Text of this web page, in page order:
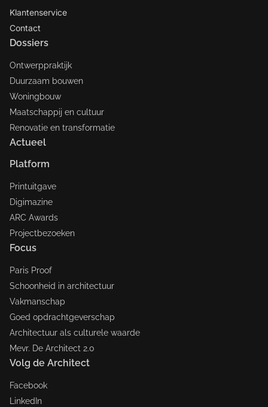
Klantenservice
Contact
Dossiers
Ontwerppraktijk
Duurzaam bouwen
Woningbouw
Maatschappij en cultuur
Renovatie en transformatie
Actueel
Platform
Printuitgave
Digimazine
ARC Awards
Projectbezoeken
Focus
Paris Proof
Schoonheid in architectuur
Vakmanschap
Goed opdrachtgeverschap
Architectuur als culturele waarde
Mevr. De Architect 2.0
Volg de Architect
Facebook
LinkedIn